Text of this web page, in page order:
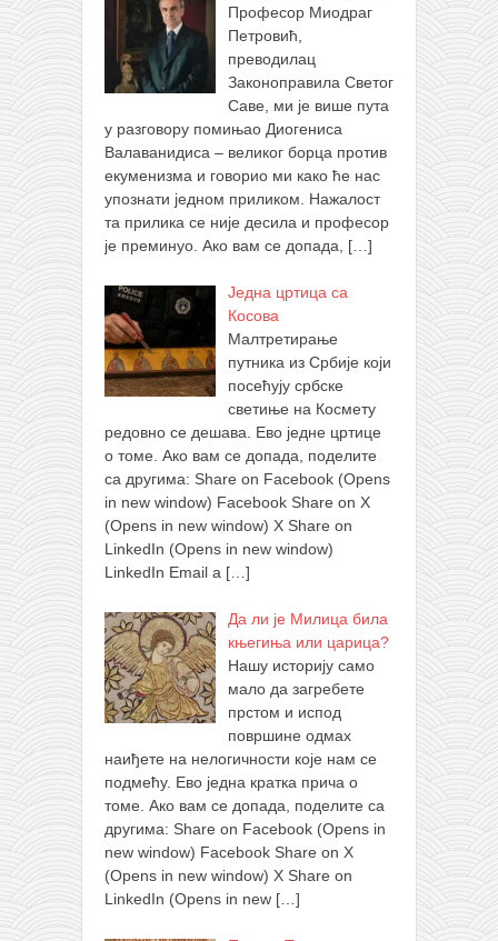
Професор Миодраг
Петровић,
преводилац
Законоправила Светог
Саве, ми је више пута
у разговору помињао Диогениса
Валаванидиса – великог борца против
екуменизма и говорио ми како ће нас
упознати једном приликом. Нажалост
та прилика се није десила и професор
је преминуо. Ако вам се допада, […]
Једна цртица са
Косова
Малтретирање
путника из Србије који
посећују србске
светиње на Космету
редовно се дешава. Ево једне цртице
о томе. Ако вам се допада, поделите
са другима: Share on Facebook (Opens
in new window) Facebook Share on X
(Opens in new window) X Share on
LinkedIn (Opens in new window)
LinkedIn Email a […]
Да ли је Милица била
књегиња или царица?
Нашу историју само
мало да загребете
прстом и испод
површине одмах
наиђете на нелогичности које нам се
подмећу. Ево једна кратка прича о
томе. Ако вам се допада, поделите са
другима: Share on Facebook (Opens in
new window) Facebook Share on X
(Opens in new window) X Share on
LinkedIn (Opens in new […]